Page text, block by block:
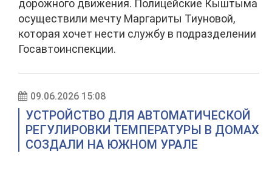
дорожного движения. Полицейские Кыштыма
осуществили мечту Маргариты Тиуновой,
которая хочет нести службу в подразделении
Госавтоинспекции.
09.06.2026 15:08
УСТРОЙСТВО ДЛЯ АВТОМАТИЧЕСКОЙ
РЕГУЛИРОВКИ ТЕМПЕРАТУРЫ В ДОМАХ
СОЗДАЛИ НА ЮЖНОМ УРАЛЕ